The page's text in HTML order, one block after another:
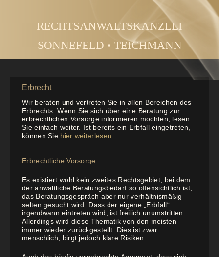
RECHTSANWALTSKANZLEI
SONNEFELD • TEICHMANN
Erbrecht
Wir beraten und vertreten Sie in allen Bereichen des
Erbrechts. Wenn Sie sich über eine Beratung zur
erbrechtlichen Vorsorge informieren möchten, lesen
Sie einfach weiter. Ist bereits ein Erbfall eingetreten,
können Sie hier weiterlesen.
Erbrechtliche Vorsorge
Es existiert wohl kein zweites Rechtsgebiet, bei dem
der anwaltliche Beratungsbedarf so offensichtlich ist,
das Beratungsgespräch aber nur verhältnismäßig
selten gesucht wird. Dass der eigene „Erbfall“
irgendwann eintreten wird, ist freilich unumstritten.
Allerdings wird diese Thematik von den meisten
immer wieder zurückgestellt. Dies ist zwar
menschlich, birgt jedoch klare Risiken.